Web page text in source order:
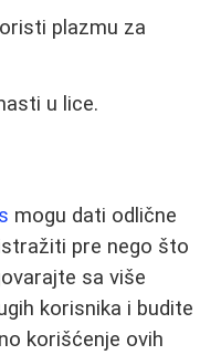
plazmu za
u lice.
mogu dati odlične
pre nego što
sa više
korisnika i budite
korišćenje ovih